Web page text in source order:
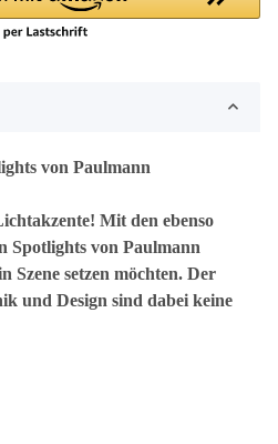
von Paulmann
Mit den ebenso
Spotlights von Paulmann
Szene setzen möchten. Der
und Design sind dabei keine